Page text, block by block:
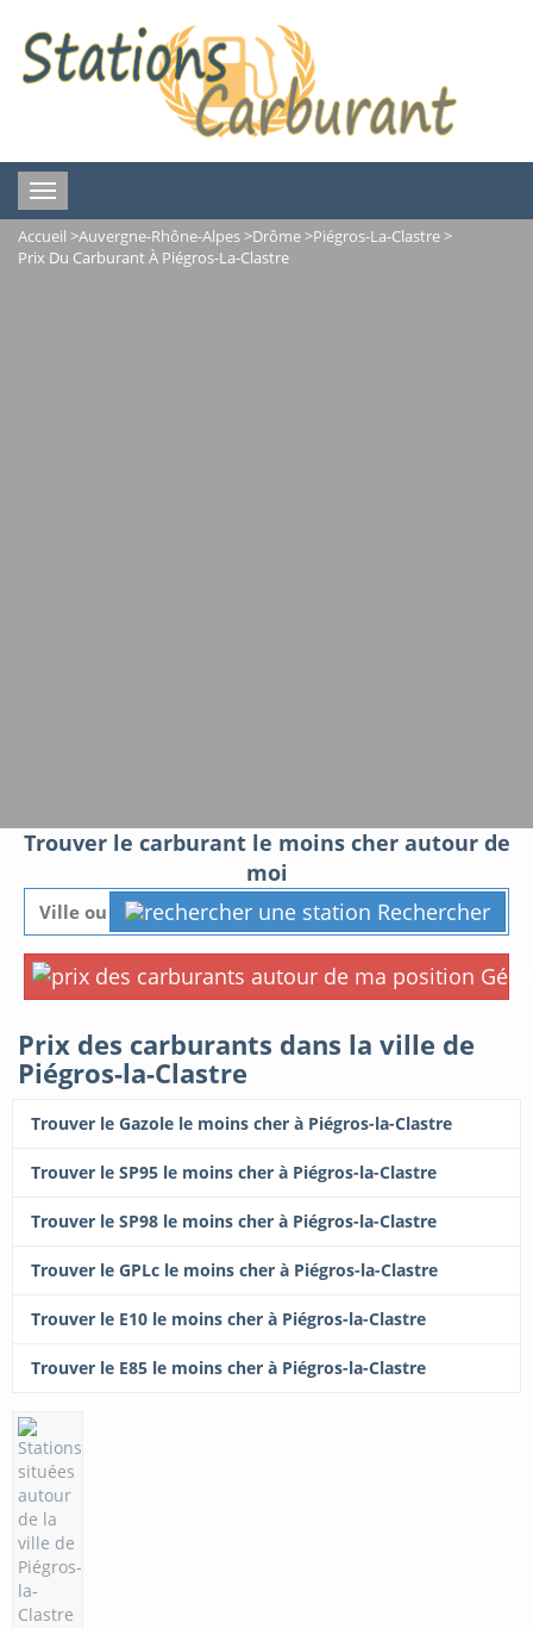
Toggle
navigation
Accueil >Auvergne-Rhône-Alpes>Drôme>Piégros-La-Clastre>
Prix Du Carburant À Piégros-La-Clastre
Trouver le carburant le moins cher autour de
moi
Rechercher
Prix des carburants dans la ville de
Piégros-la-Clastre
Trouver le Gazole le moins cher à Piégros-la-Clastre
Trouver le SP95 le moins cher à Piégros-la-Clastre
Trouver le SP98 le moins cher à Piégros-la-Clastre
Trouver le GPLc le moins cher à Piégros-la-Clastre
Trouver le E10 le moins cher à Piégros-la-Clastre
Trouver le E85 le moins cher à Piégros-la-Clastre